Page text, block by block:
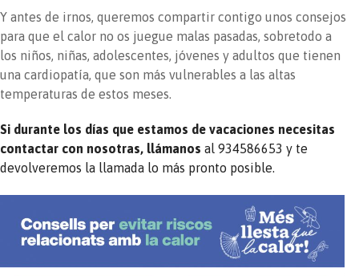
Y antes de irnos, queremos compartir contigo unos consejos
para que el calor no os juegue malas pasadas, sobretodo a
los niños, niñas, adolescentes, jóvenes y adultos que tienen
una cardiopatía, que son más vulnerables a las altas
temperaturas de estos meses.
Si durante los días que estamos de vacaciones necesitas
contactar con nosotras, llámanos al 934586653 y te
devolveremos la llamada lo más pronto posible.